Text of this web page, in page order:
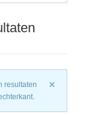
resultaten